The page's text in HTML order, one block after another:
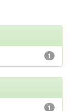
1
1